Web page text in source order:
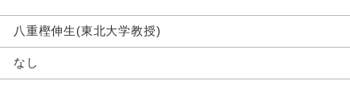
八重樫伸生(東北大学教授)
なし